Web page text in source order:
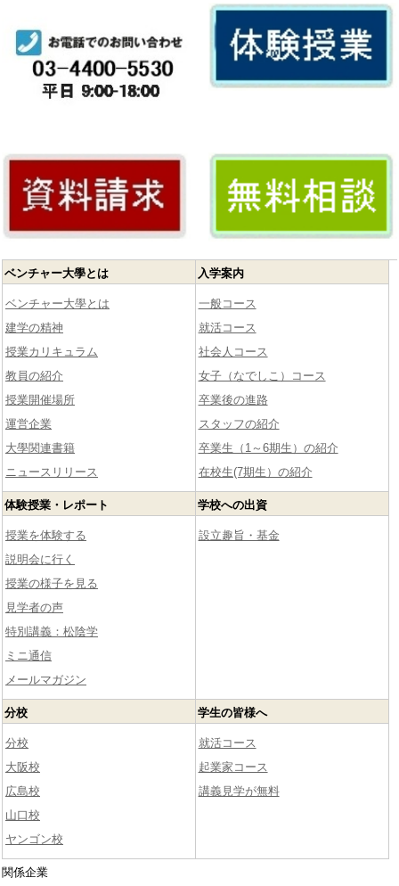
ベンチャー大學とは
ベンチャー大學とは
建学の精神
授業カリキュラム
教員の紹介
授業開催場所
運営企業
大學関連書籍
ニュースリリース
入学案内
一般コース
就活コース
社会人コース
女子（なでしこ）コース
卒業後の進路
スタッフの紹介
卒業生（1～6期生）の紹介
在校生(7期生）の紹介
体験授業・レポート
授業を体験する
説明会に行く
授業の様子を見る
見学者の声
特別講義：松陰学
ミニ通信
メールマガジン
学校への出資
設立趣旨・基金
分校
分校
大阪校
広島校
山口校
ヤンゴン校
学生の皆様へ
就活コース
起業家コース
講義見学が無料
関係企業